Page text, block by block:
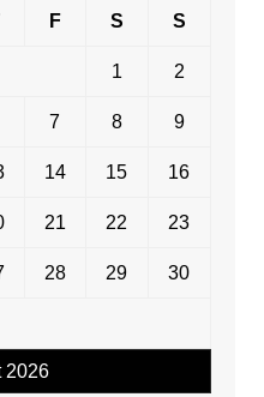
2026
F S S
1 2
7 8 9
14 15 16
21 22 23
28 29 30